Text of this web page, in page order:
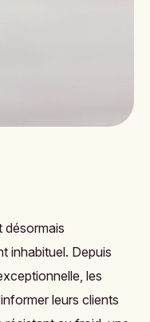
désormais
inhabituel. Depuis
les
leurs clients